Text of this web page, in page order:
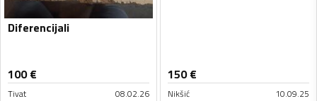
Diferencijali
100€
Tivat 08.02.26
150€
Nikšić 10.09.25